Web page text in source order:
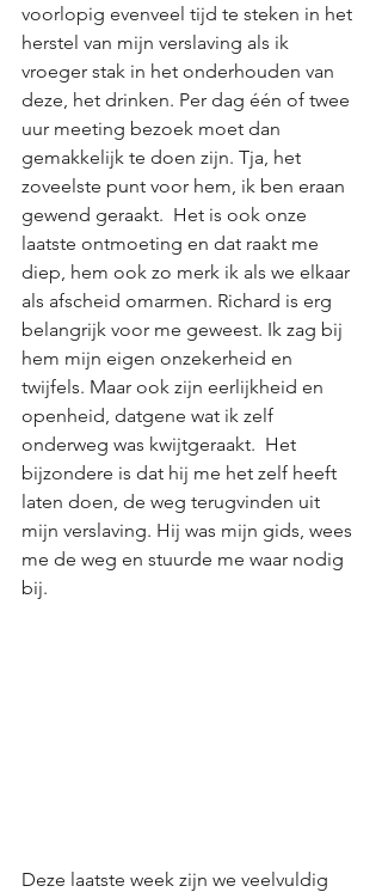
voorlopig evenveel tijd te steken in het
herstel van mijn verslaving als ik
vroeger stak in het onderhouden van
deze, het drinken. Per dag één of twee
uur meeting bezoek moet dan
gemakkelijk te doen zijn. Tja, het
zoveelste punt voor hem, ik ben eraan
gewend geraakt.  Het is ook onze
laatste ontmoeting en dat raakt me
diep, hem ook zo merk ik als we elkaar
als afscheid omarmen. Richard is erg
belangrijk voor me geweest. Ik zag bij
hem mijn eigen onzekerheid en
twijfels. Maar ook zijn eerlijkheid en
openheid, datgene wat ik zelf
onderweg was kwijtgeraakt.  Het
bijzondere is dat hij me het zelf heeft
laten doen, de weg terugvinden uit
mijn verslaving. Hij was mijn gids, wees
me de weg en stuurde me waar nodig
bij.
Deze laatste week zijn we veelvuldig